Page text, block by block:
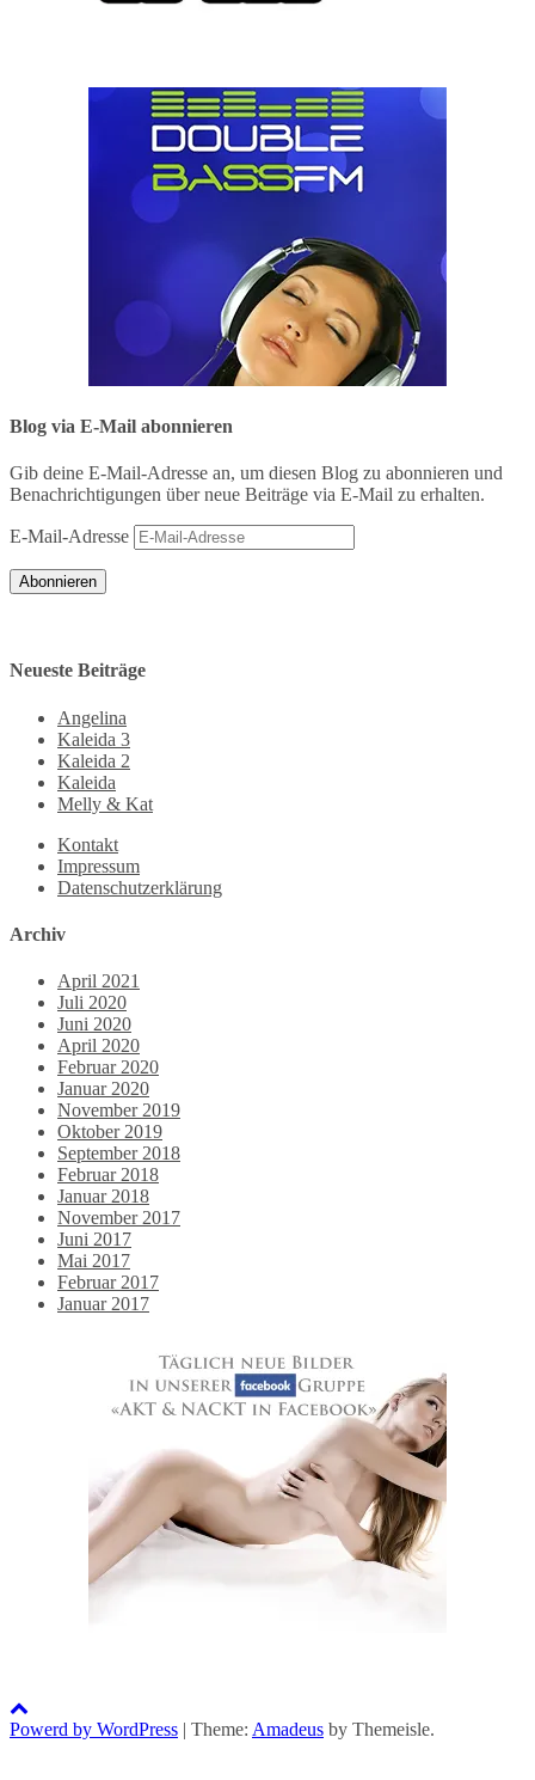
Blog via E-Mail abonnieren
Gib deine E-Mail-Adresse an, um diesen Blog zu abonnieren und
Benachrichtigungen über neue Beiträge via E-Mail zu erhalten.
E-Mail-Adresse
Abonnieren
Neueste Beiträge
Angelina
Kaleida 3
Kaleida 2
Kaleida
Melly & Kat
Kontakt
Impressum
Datenschutzerklärung
Archiv
April 2021
Juli 2020
Juni 2020
April 2020
Februar 2020
Januar 2020
November 2019
Oktober 2019
September 2018
Februar 2018
Januar 2018
November 2017
Juni 2017
Mai 2017
Februar 2017
Januar 2017
Powerd by WordPress | Theme: Amadeus by Themeisle.